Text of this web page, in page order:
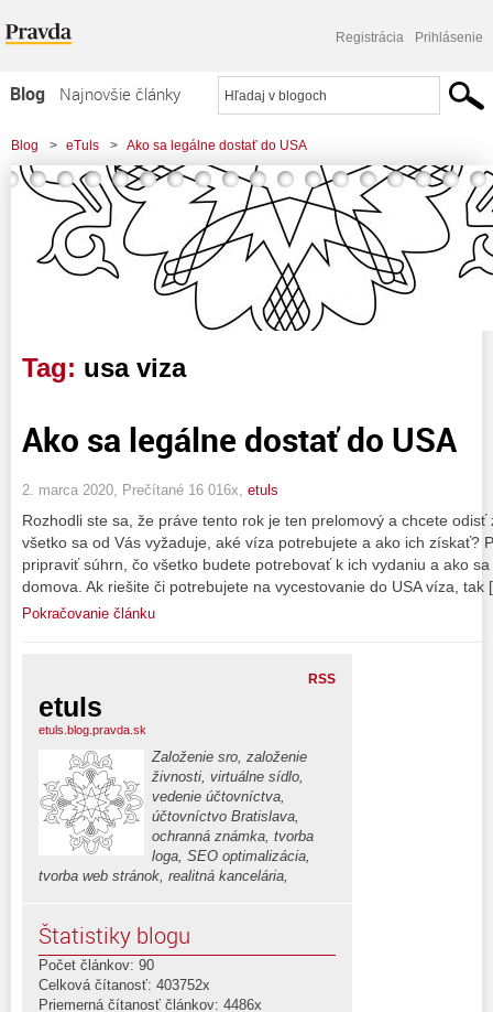
Registrácia Prihlásenie
Blog
Najnovšie články
Najčítanejšie články
Najkomentovanejšie články
Zoznam blogov
Komerčné blogy
Blog > eTuls > Ako sa legálne dostať do USA
Tag: usa viza
Ako sa legálne dostať do USA
2. marca 2020, Prečítané 16 016x, etuls
Rozhodli ste sa, že práve tento rok je ten prelomový a chcete odisť
všetko sa od Vás vyžaduje, aké víza potrebujete a ako ich získať?
pripraviť súhrn, čo všetko budete potrebovať k ich vydaniu a ako
domova. Ak riešite či potrebujete na vycestovanie do USA víza,
Pokračovanie článku
RSS
etuls
etuls.blog.pravda.sk
Založenie sro, založenie
živnosti, virtuálne sídlo,
vedenie účtovníctva,
účtovníctvo Bratislava,
ochranná známka, tvorba
loga, SEO optimalizácia,
tvorba web stránok, realitná kancelária,
Štatistiky blogu
Počet článkov: 90
Celková čítanosť: 403752x
Priemerná čítanosť článkov: 4486x